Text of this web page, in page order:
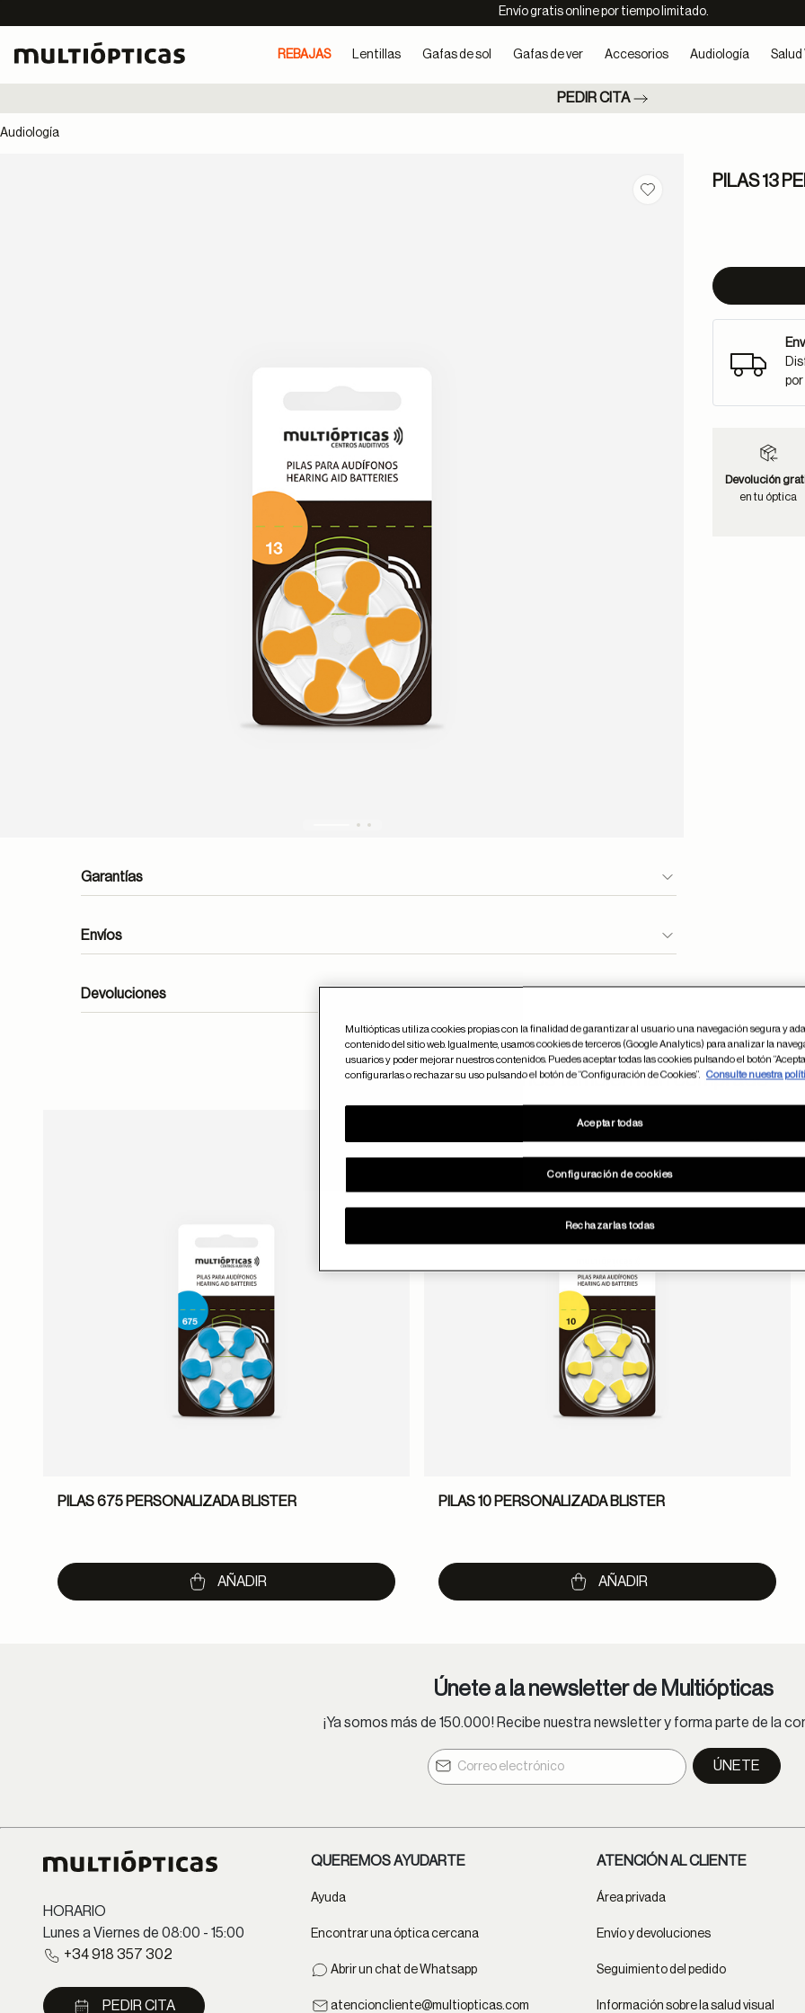
Envío gratis online por tiempo limitado.
REBAJAS Lentillas Gafas de sol Gafas de ver Accesorios Audiología Salud
PEDIR CITA
Audiología
Guardar en favoritos
Garantías
Envíos
Devoluciones
PILAS 13
Devolución
en tu óptica
Otros usuarios también han comprado
Guardar en favoritos
PILAS 675 PERSONALIZADA BLISTER
AÑADIR
PILAS 10 PERSONALIZADA BLISTER
AÑADIR
Únete a la newsletter de Multiópticas
¡Ya somos más de 150.000! Recibe nuestra newsletter y forma parte de la
ÚNETE
HORARIO
Lunes a Viernes de 08:00 - 15:00
+34 918 357 302
PEDIR CITA
QUEREMOS AYUDARTE
Ayuda
Encontrar una óptica cercana
Abrir un chat de Whatsapp
atencioncliente@multiopticas.com
ATENCIÓN AL CLIENTE
Área privada
Envío y devoluciones
Seguimiento del pedido
Información sobre la salud visual
Multiópticas utiliza cookies propias con la finalidad de garantizar al usuario una navegación segura y
contenido del sitio web. Igualmente, usamos cookies de terceros (Google Analytics) para analizar la
usuarios y poder mejorar nuestros contenidos. Puedes aceptar todas las cookies pulsando el botón
configurarlas o rechazar su uso pulsando el botón de “Configuración de Cookies”.
Consulte nuestra
Configuración de cookies
Rechazarlas todas
Aceptar todas